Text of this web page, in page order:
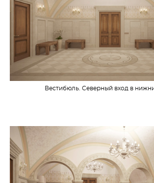
Вестибюль. Северный вход в